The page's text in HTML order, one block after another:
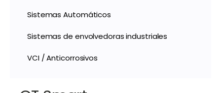
Sistemas Automáticos
Sistemas de envolvedoras industriales
VCI / Anticorrosivos